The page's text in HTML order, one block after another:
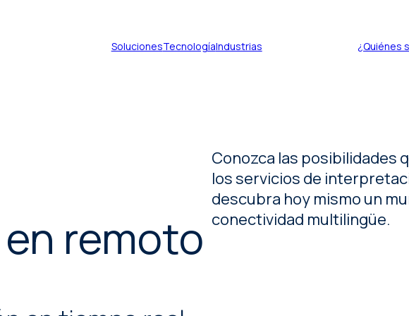
Soluciones
patentes
Servicios de traducción
jurídica
TecnologíaIndustrias ¿Quiénes
remoto
Conozca las posibilidades
los servicios de
descubra hoy mismo un
conectividad multilingüe.